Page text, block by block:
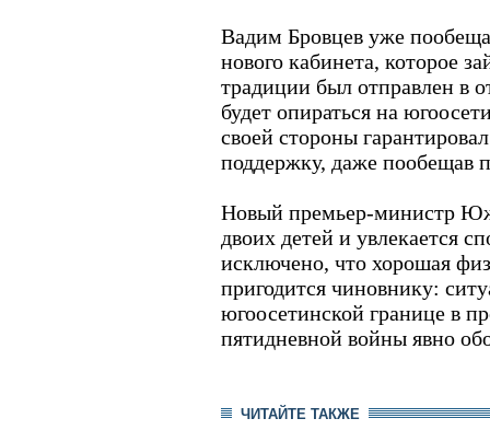
Вадим Бровцев уже
нового кабинета, которое
традиции был отправлен в
будет опираться на
своей стороны
поддержку, даже пообещав
Новый премьер-министр
двоих детей и увлекается
исключено, что хорошая
пригодится чиновнику:
югоосетинской границе в
пятидневной войны явно
ЧИТАЙТЕ ТАКЖЕ